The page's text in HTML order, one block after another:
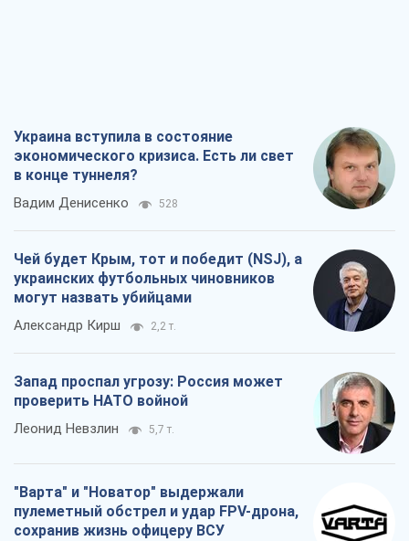
Украина вступила в состояние
экономического кризиса. Есть ли свет
в конце туннеля?
Вадим Денисенко 528
Чей будет Крым, тот и победит (NSJ), а
украинских футбольных чиновников
могут назвать убийцами
Александр Кирш 2,2 т.
Запад проспал угрозу: Россия может
проверить НАТО войной
Леонид Невзлин 5,7 т.
"Варта" и "Новатор" выдержали
пулеметный обстрел и удар FPV-дрона,
сохранив жизнь офицеру ВСУ